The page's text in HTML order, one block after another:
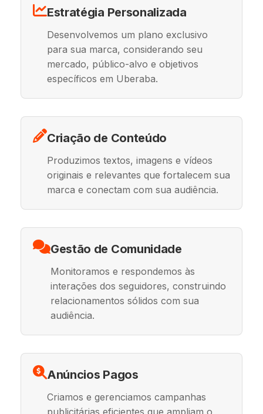
Estratégia Personalizada
Desenvolvemos um plano exclusivo
para sua marca, considerando seu
mercado, público-alvo e objetivos
específicos em Uberaba.
Criação de Conteúdo
Produzimos textos, imagens e vídeos
originais e relevantes que fortalecem sua
marca e conectam com sua audiência.
Gestão de Comunidade
Monitoramos e respondemos às
interações dos seguidores, construindo
relacionamentos sólidos com sua
audiência.
Anúncios Pagos
Criamos e gerenciamos campanhas
publicitárias eficientes que ampliam o